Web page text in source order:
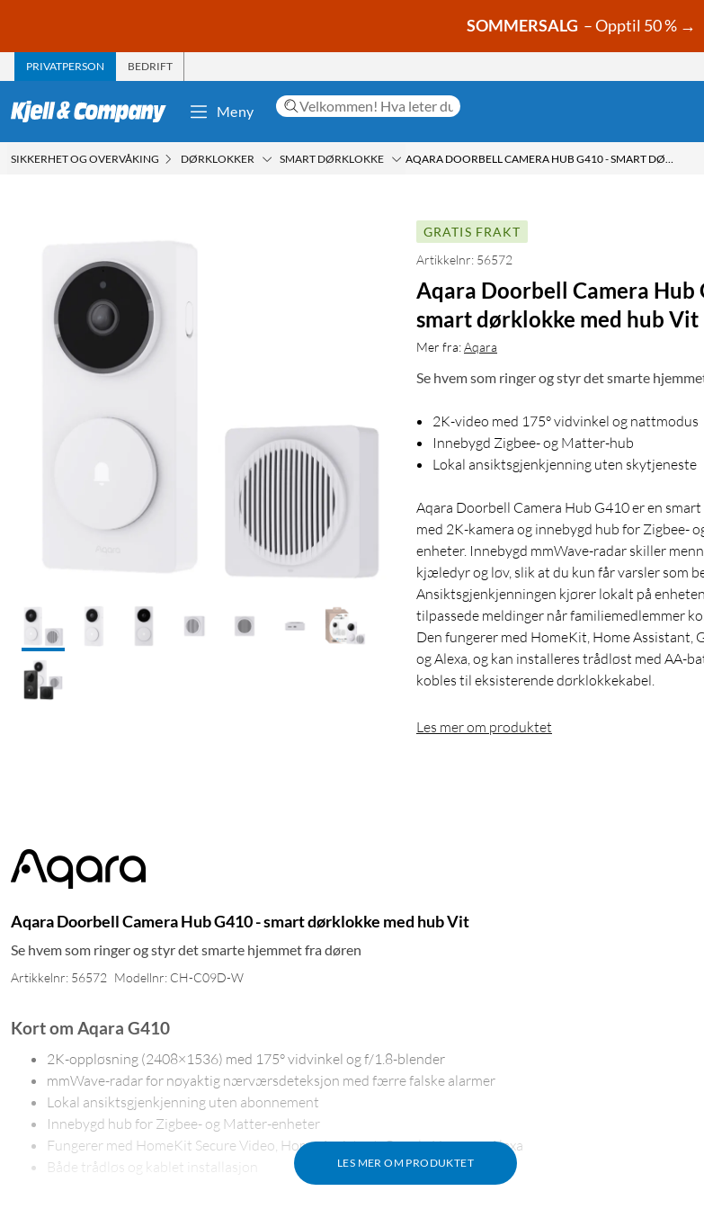
SOMMERSALG – Opptil 50 % →
PRIVATPERSON BEDRIFT
Meny
SIKKERHET OG OVERVÅKING DØRKLOKKER SMART DØRKLOKKE AQARA DOORBELL CAMERA HUB G410 - SMART DØRKLOKKE MED HUB VIT
GRATIS FRAKT
Artikkelnr: 56572
Aqara Doorbell Camera Hub
smart dørklokke med hub Vit
Mer fra:Aqara
Se hvem som ringer og styr det smarte
2K-video med 175° vidvinkel og nattmodus
Innebygd Zigbee- og Matter-hub
Lokal ansiktsgjenkjenning uten skytjeneste
Aqara Doorbell Camera Hub G410 er en
med 2K-kamera og innebygd hub for Zigbee-
enheter. Innebygd mmWave-radar skiller
kjæledyr og løv, slik at du kun får varsler som
Ansiktsgjenkjenningen kjører lokalt på
tilpassede meldinger når familiemedlemmer
Den fungerer med HomeKit, Home Assistant,
og Alexa, og kan installeres trådløst med AA-
kobles til eksisterende dørklokkekabel.
Les mer om produktet
Aqara Doorbell Camera Hub G410 - smart dørklokke med hub Vit
Se hvem som ringer og styr det smarte hjemmet fra døren
Artikkelnr: 56572 Modellnr: CH-C09D-W
LES MER OM PRODUKTET
Kort om Aqara G410
2K-oppløsning (2408×1536) med 175° vidvinkel og f/1.8-blender
mmWave-radar for nøyaktig nærværsdeteksjon med færre falske alarmer
Lokal ansiktsgjenkjenning uten abonnement
Innebygd hub for Zigbee- og Matter-enheter
Fungerer med HomeKit Secure Video, Home Assistant, Google Home og Alexa
Både trådløs og kablet installasjon